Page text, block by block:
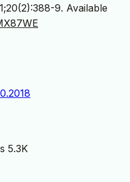
9. Available
5.3K